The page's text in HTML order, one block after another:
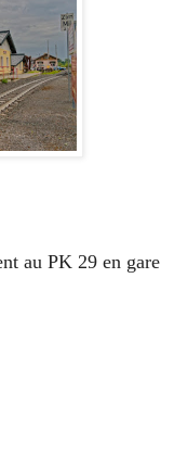
au PK 29 en gare